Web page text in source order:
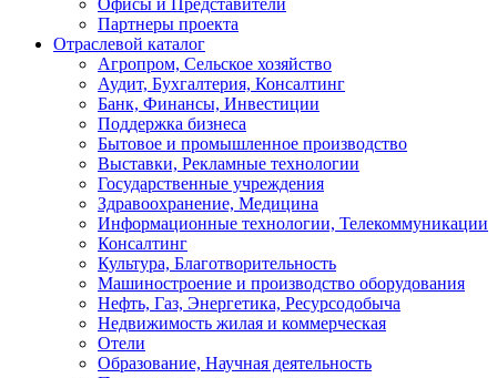
Партнеры проекта
Отраслевой каталог
Агропром, Сельское хозяйство
Аудит, Бухгалтерия, Консалтинг
Банк, Финансы, Инвестиции
Поддержка бизнеса
Бытовое и промышленное производство
Выставки, Рекламные технологии
Государственные учреждения
Здравоохранение, Медицина
Информационные технологии, Телекоммуникации
Консалтинг
Культура, Благотворительность
Машиностроение и производство оборудования
Нефть, Газ, Энергетика, Ресурсодобыча
Недвижимость жилая и коммерческая
Отели
Образование, Научная деятельность